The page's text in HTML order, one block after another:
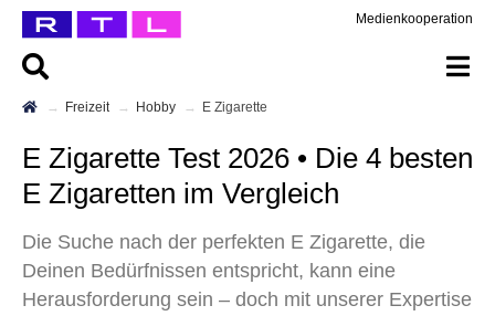
Medienkooperation
Freizeit Hobby E Zigarette
E Zigarette Test 2026 • Die 4 besten
E Zigaretten im Vergleich
Die Suche nach der perfekten E Zigarette, die
Deinen Bedürfnissen entspricht, kann eine
Herausforderung sein – doch mit unserer Expertise